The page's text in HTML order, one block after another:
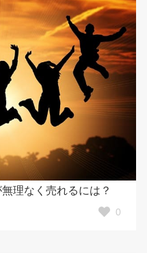
理なく売れるには？
0